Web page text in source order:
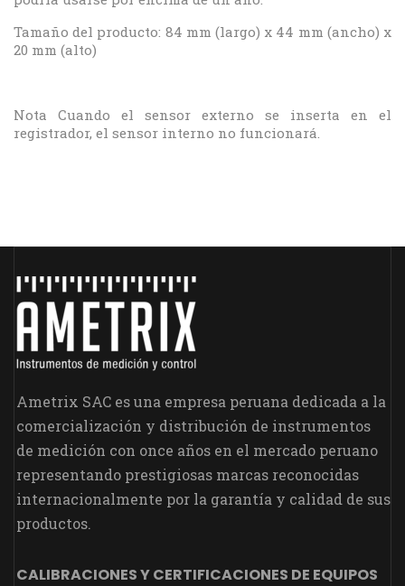
Tamaño del producto: 84 mm (largo) x 44 mm (ancho) x
20 mm (alto)
Nota Cuando el sensor externo se inserta en el
registrador, el sensor interno no funcionará.
Ametrix SAC es una empresa peruana dedicada a la
comercialización y distribución de instrumentos
de medición con once años en el mercado peruano
representando prestigiosas marcas reconocidas
internacionalmente por la garantía y calidad de sus
productos.
CALIBRACIONES Y CERTIFICACIONES DE EQUIPOS